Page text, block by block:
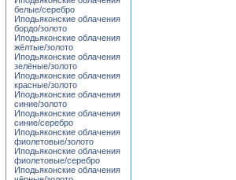
белые/серебро
Иподьяконские облачения
бордо/золото
Иподьяконские облачения
жёлтые/золото
Иподьяконские облачения
зелёные/золото
Иподьяконские облачения
красные/золото
Иподьяконские облачения
синие/золото
Иподьяконские облачения
синие/серебро
Иподьяконские облачения
фиолетовые/золото
Иподьяконские облачения
фиолетовые/серебро
Иподьяконские облачения